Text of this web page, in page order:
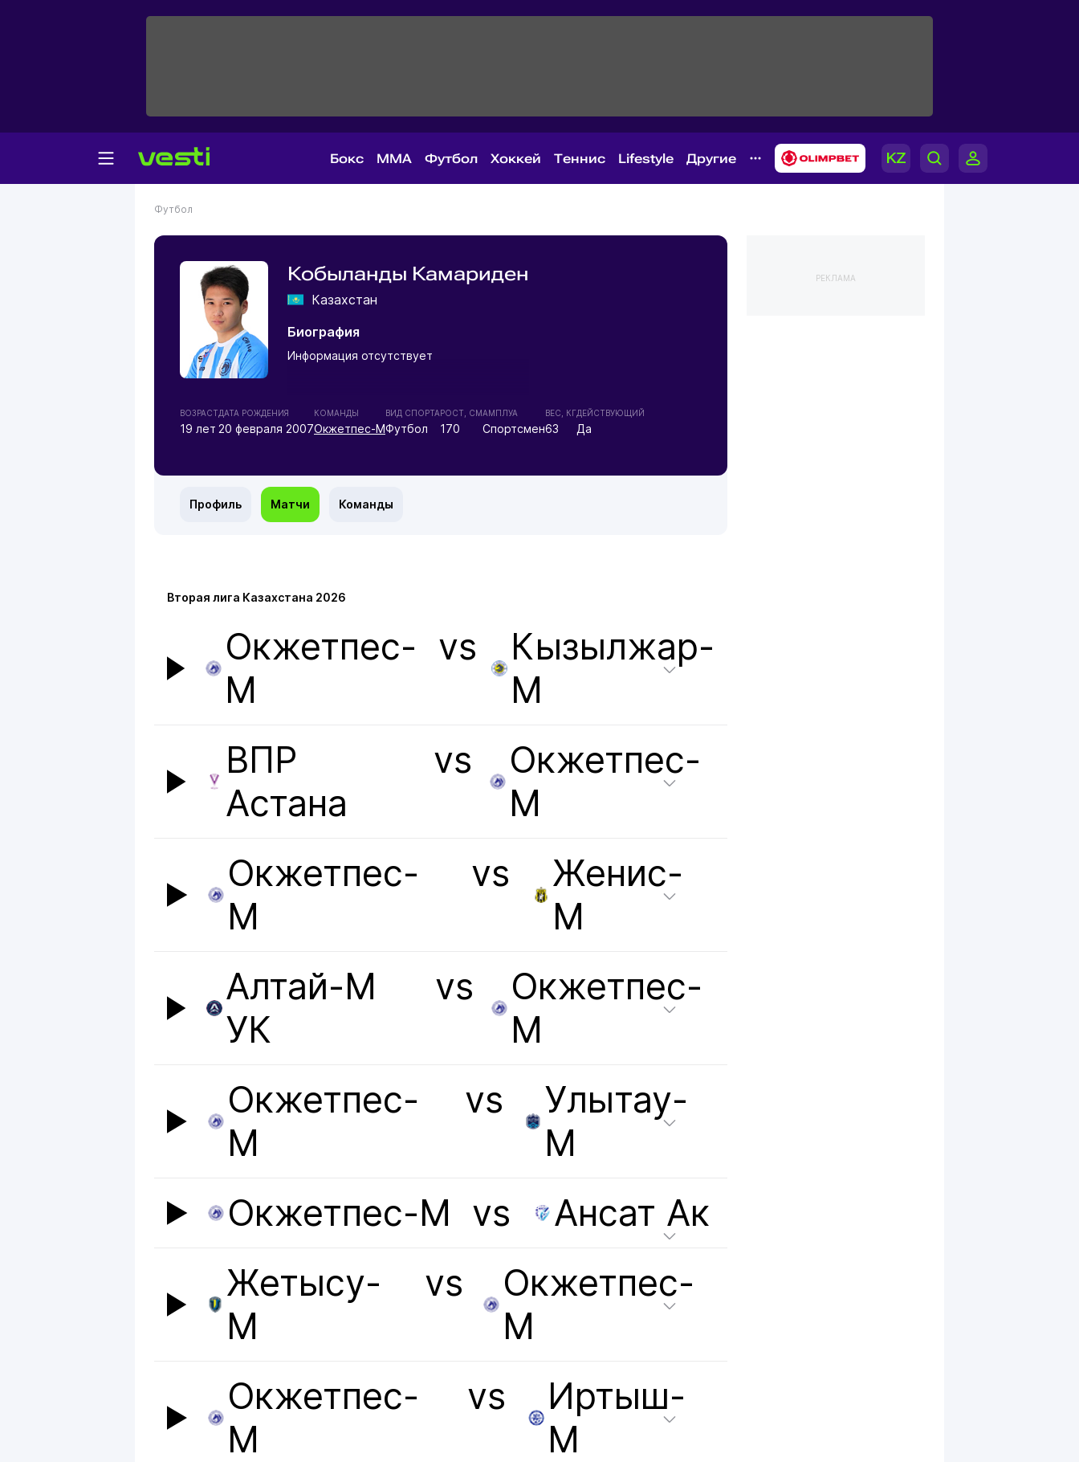
Бокс MMA Футбол Хоккей Теннис Lifestyle Другие
Футбол
Кобыланды Камариден
Казахстан
Биография
Информация отсутствует
ВОЗРАСТ
19 лет
ДАТА РОЖДЕНИЯ
20 февраля 2007
КОМАНДЫ
Окжетпес-М
ВИД СПОРТА
Футбол
РОСТ, СМ
170
АМПЛУА
Спортсмен
ВЕС, КГ
63
ДЕЙСТВУЮЩИЙ
Да
Профиль Матчи Команды
Вторая лига Казахстана 2026
Окжетпес-
М
vs
Кызылжар-
М
ВПР
Астана
vs
Окжетпес-
М
Окжетпес-
М
vs
Женис-
М
Алтай-М
УК
vs
Окжетпес-
М
Окжетпес-
М
vs
Улытау-
М
Окжетпес-М vs
Ансат Ак
Жетысу-
М
vs
Окжетпес-
М
Окжетпес-
М
vs
Иртыш-
М
РЕКЛАМА